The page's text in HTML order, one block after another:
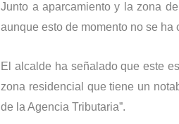
Junto a aparcamiento y la zona
aunque esto de momento no se ha
El alcalde ha señalado que este
zona residencial que tiene un
de la Agencia Tributaria”.